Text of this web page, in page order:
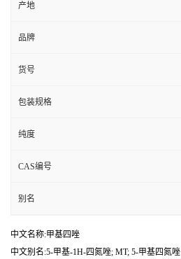
产地
品牌
货号
包装规格
纯度
CAS编号
别名
中文名称:甲基四唑
中文别名:5-甲基-1H-四氮唑; MT; 5-甲基四氮唑